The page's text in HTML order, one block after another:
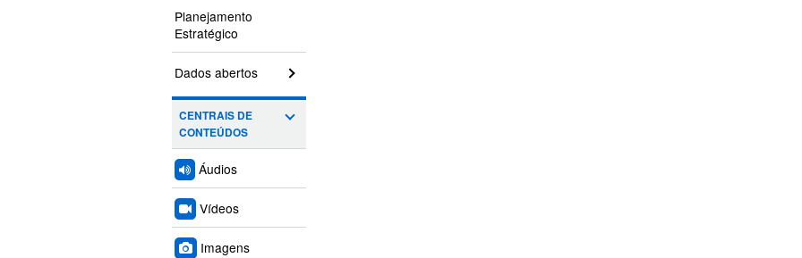
Planejamento
Estratégico
Dados abertos
CENTRAIS DE
CONTEÚDOS
Áudios
Vídeos
Imagens